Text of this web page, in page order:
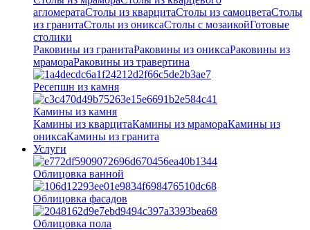
агломератаСтолы из кварцитаСтолы из самоцветаСтолы
из гранитаСтолы из ониксаСтолы с мозаикойГотовые
столики
Раковины из гранитаРаковины из ониксаРаковины из
мрамораРаковины из травертина
Ресепшн из камня
Камины из камня
Камины из кварцитаКамины из мрамораКамины из
ониксаКамины из гранита
Услуги
Облицовка ванной
Облицовка фасадов
Облицовка пола